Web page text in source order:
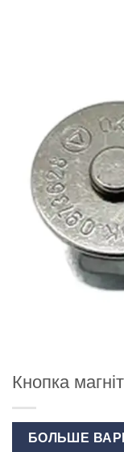
Кнопка
БОЛЬШЕ